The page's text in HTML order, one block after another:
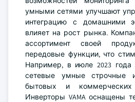
умными сетями улучшают
интеграцию с домашними
влияет на рост рынка.
ассортимент своей
передовые функции, что
Например, в июле 2023 года
сетевые умные строчные
бытовых и коммерческих
Инверторы VAMA оснащены